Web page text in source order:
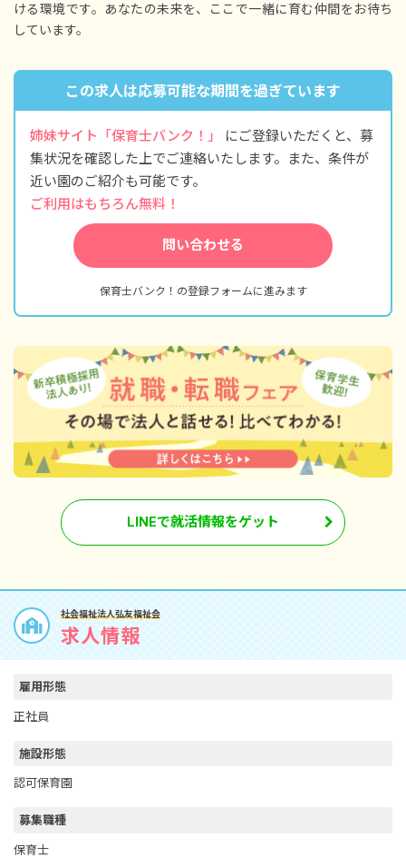
ける環境です。あなたの未来を、ここで一緒に育む仲間をお待ち
しています。
この求人は応募可能な期間を過ぎています
姉妹サイト「保育士バンク！」
にご登録いただくと、募
集状況を確認した上でご連絡いたします。また、条件が
近い園のご紹介も可能です。
ご利用はもちろん無料！
問い合わせる
保育士バンク！の登録フォームに進みます
LINEで就活情報をゲット
社会福祉法人弘友福祉会
求人情報
雇用形態
正社員
施設形態
認可保育園
募集職種
保育士